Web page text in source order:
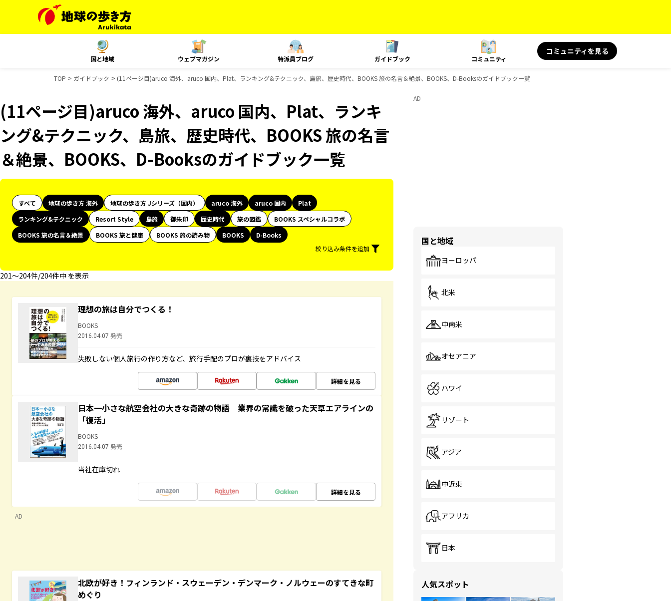
国と地域 ウェブマガジン 特派員ブログ ガイドブック コミュニティ
コミュニティを見る
TOP ガイドブック (11ページ目)aruco 海外、aruco 国内、Plat、ランキング&テクニック、島旅、歴史時代、BOOKS 旅の名言＆絶景、BOOKS、D-Booksのガイドブック一覧
(11ページ目)aruco 海外、aruco 国内、Plat、ランキ
ング&テクニック、島旅、歴史時代、BOOKS 旅の名言
＆絶景、BOOKS、D-Booksのガイドブック一覧
すべて 地球の歩き方 海外 地球の歩き方 Jシリーズ（国内） aruco 海外 aruco 国内
Plat
ランキング&テクニック
Resort Style 島旅 御朱印 歴史時代 旅の図鑑
BOOKS スペシャルコラボ
BOOKS 旅の名言＆絶景
BOOKS 旅と健康 BOOKS 旅の読み物 BOOKS
D-Books
絞り込み条件を追加
201〜204件/204件中 を表示
理想の旅は自分でつくる！
BOOKS
2016.04.07 発売
失敗しない個人旅行の作り方など、旅行手配のプロが裏技をアドバイス
詳細を見る
日本一小さな航空会社の大きな奇跡の物語 業界の常識を破った天草エアラインの
「復活」
BOOKS
2016.04.07 発売
当社在庫切れ
詳細を見る
AD
北欧が好き！フィンランド・スウェーデン・デンマーク・ノルウェーのすてきな町
めぐり
AD
国と地域
ヨーロッパ
北米
中南米
オセアニア
ハワイ
リゾート
アジア
中近東
アフリカ
日本
人気スポット